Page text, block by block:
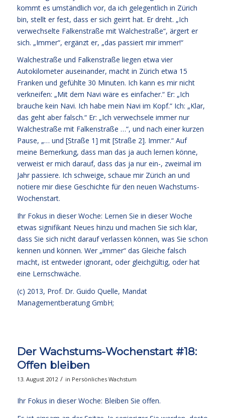
kommt es umständlich vor, da ich gelegentlich in Zürich
bin, stellt er fest, dass er sich geirrt hat. Er dreht. „Ich
verwechselte Falkenstraße mit Walchestraße“, ärgert er
sich. „Immer“, ergänzt er, „das passiert mir immer!“
Walchestraße und Falkenstraße liegen etwa vier
Autokilometer auseinander, macht in Zürich etwa 15
Franken und gefühlte 30 Minuten. Ich kann es mir nicht
verkneifen: „Mit dem Navi wäre es einfacher.“ Er: „Ich
brauche kein Navi. Ich habe mein Navi im Kopf.“ Ich: „Klar,
das geht aber falsch.“ Er: „Ich verwechsele immer nur
Walchestraße mit Falkenstraße …“, und nach einer kurzen
Pause, „… und [Straße 1] mit [Straße 2]. Immer.“ Auf
meine Bemerkung, dass man das ja auch lernen könne,
verweist er mich darauf, dass das ja nur ein-, zweimal im
Jahr passiere. Ich schweige, schaue mir Zürich an und
notiere mir diese Geschichte für den neuen Wachstums-
Wochenstart.
Ihr Fokus in dieser Woche: Lernen Sie in dieser Woche
etwas signifikant Neues hinzu und machen Sie sich klar,
dass Sie sich nicht darauf verlassen können, was Sie schon
kennen und können. Wer „immer“ das Gleiche falsch
macht, ist entweder ignorant, oder gleichgültig, oder hat
eine Lernschwäche.
(c) 2013, Prof. Dr. Guido Quelle, Mandat
Managementberatung GmbH;
Der Wachstums-Wochenstart #18:
Offen bleiben
13. August 2012 / in Persönliches Wachstum
Ihr Fokus in dieser Woche: Bleiben Sie offen.